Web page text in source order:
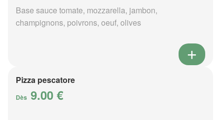
Base sauce tomate, mozzarella, jambon,
champignons, poivrons, oeuf, olives
Pizza pescatore
Dès 9.00 €